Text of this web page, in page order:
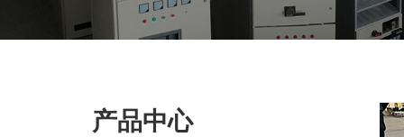
产品中心